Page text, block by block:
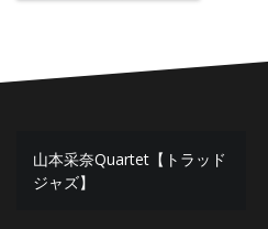
投
稿
山本采奈Quartet【トラッド
ジャズ】